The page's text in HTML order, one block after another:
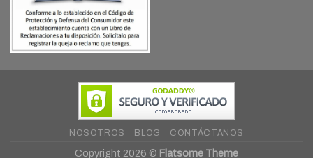
NOSOTROS BLOG CONTÁCTANOS
Copyright 2026 © Flatsome Theme